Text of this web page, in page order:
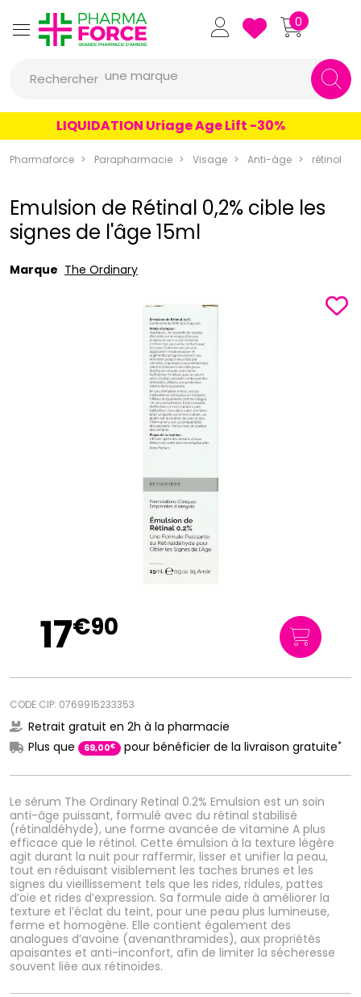
Pharmaforce Grande Pharmacie
0
Rechercher
un produit
une marque
LIQUIDATION Uriage Age Lift -30%
Pharmaforce Parapharmacie Visage Anti-âge rétinol
Emulsion de Rétinal 0,2% cible les
signes de l'âge 15ml
Marque The Ordinary
Le sérum The Ordinary Retinal 0.2% Emulsion est un soin
anti-âge puissant, formulé avec du rétinal stabilisé
(rétinaldéhyde), une forme avancée de vitamine A plus
efficace que le rétinol. Cette émulsion à la texture légère
agit durant la nuit pour raffermir, lisser et unifier la peau,
tout en réduisant visiblement les taches brunes et les
signes du vieillissement tels que les rides, ridules, pattes
d’oie et rides d’expression. Sa formule aide à améliorer la
texture et l’éclat du teint, pour une peau plus lumineuse,
ferme et homogène. Elle contient également des
analogues d’avoine (avenanthramides), aux propriétés
apaisantes et anti-inconfort, afin de limiter la sécheresse
souvent liée aux rétinoïdes.
17€90
CODE CIP: 0769915233353
Retrait gratuit en 2h à la pharmacie
Plus que
69,00€ pour bénéficier de la livraison gratuite*